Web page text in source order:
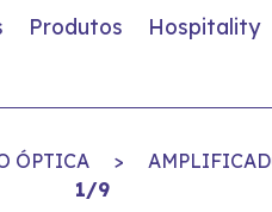
Produtos Hospitality
ÓPTICA >
1/9